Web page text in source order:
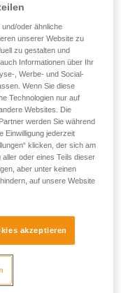
L012AB00,
L014BB01,
oder ähnliche
unserer Website zu
zu gestalten und
Informationen über Ihr
, Werbe- und Social-
Wenn Sie diese
Technologien nur auf
Websites. Die
werden Sie während
Einwilligung jederzeit
klicken, der sich am
oder eines Teils dieser
aber unter keinen
auf unsere Website
akzeptieren